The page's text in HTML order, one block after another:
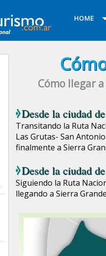
HOME
Cómo llegar
Desde la ciudad de
Transitando la Ruta
Las Grutas- San
finalmente a Sierra
Desde la ciudad de
Siguiendo la Ruta
llegando a Sierra